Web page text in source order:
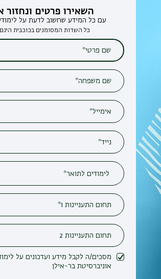
השאירו פרטים ונחזור אליכם
עם כל המידע שחשוב לדעת על לימודים בבר-אילן
כל השדות המסומנים בכוכבית הינם חובה*
מסכים/ה לקבל מידע ועדכונים על לימודים ופעילות
אוניברסיטת בר-אילן